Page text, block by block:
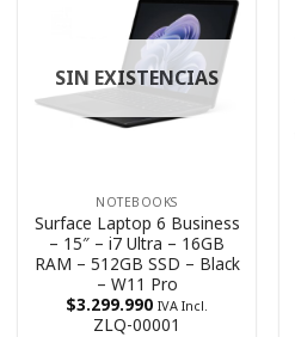
SIN EXISTENCIAS
NOTEBOOKS
Surface Laptop 6 Business
– 15″ – i7 Ultra – 16GB
RAM – 512GB SSD – Black
– W11 Pro
$3.299.990 IVA Incl.
ZLQ-00001